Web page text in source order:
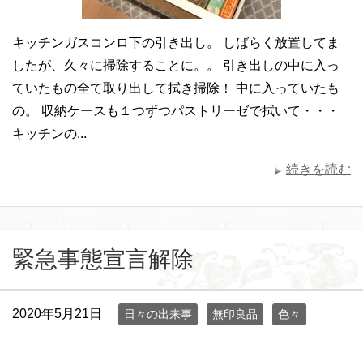
キッチンガスコンロ下の引き出し。 しばらく放置してま
したが、久々に掃除することに。。 引き出しの中に入っ
ていたもの全て取り出して拭き掃除！ 中に入っていたも
の。 収納ケースも１つずつパストリーゼで拭いて・・・
キッチンの...
続きを読む
緊急事態宣言解除
2020年5月21日 日々の出来事 無印良品 色々